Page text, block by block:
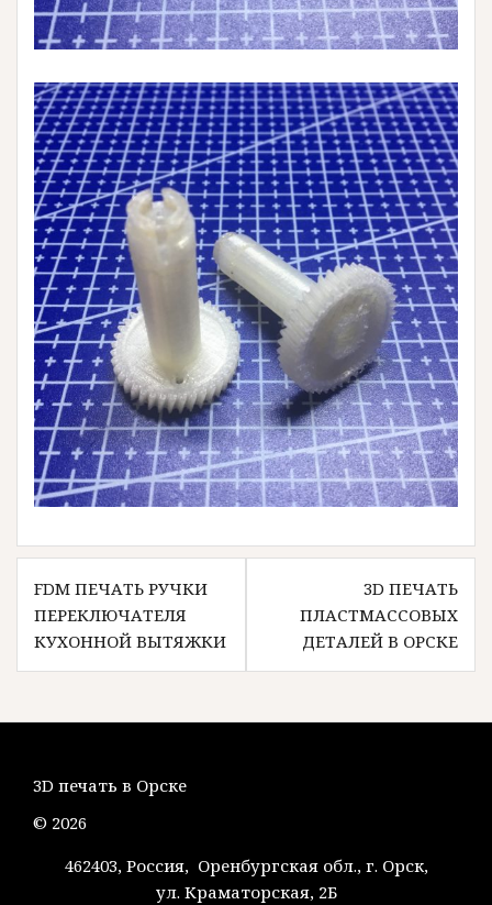
Навигация
по
записям
FDM ПЕЧАТЬ РУЧКИ
ПЕРЕКЛЮЧАТЕЛЯ
КУХОННОЙ ВЫТЯЖКИ
3D ПЕЧАТЬ
ПЛАСТМАССОВЫХ
ДЕТАЛЕЙ В ОРСКЕ
3D печать в Орске
© 2026
462403, Россия, Оренбургская обл., г. Орск,
ул. Краматорская, 2Б